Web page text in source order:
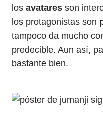
los avatares son
los protagonistas son
tampoco da mucho
predecible. Aun así,
bastante bien.